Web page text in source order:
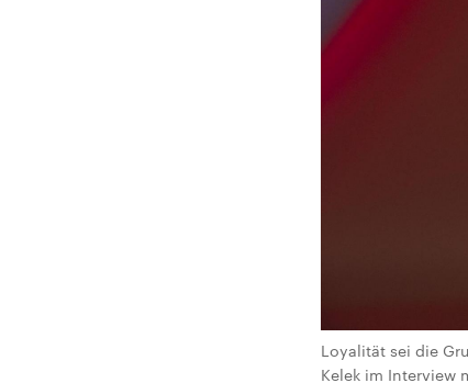
Loyalität sei die
Kelek im Interview